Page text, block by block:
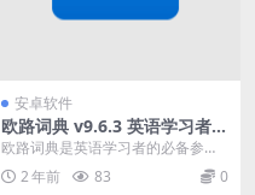
安卓软件
欧路词典 v9.6.3 英语学习者的
必备参考软件
欧路词典是英语学习者的必备参考
软件。启动快，功能全，无广告，
免打扰；海量扩展词库...
2 年前 83 0